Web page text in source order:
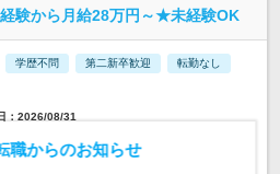
経験から月給28万円～★未経験OK
学歴不問 第二新卒歓迎 転勤なし
：2026/08/31
／プライベートと仕事を両立でき
職からのお知らせ